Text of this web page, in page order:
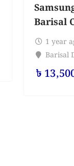
Barisal
1 year
Barisal
৳